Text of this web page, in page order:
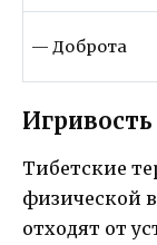
— Доброта
Тибетские
физической
отходят от